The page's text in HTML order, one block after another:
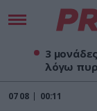
3
λόγω
07 08 00:11